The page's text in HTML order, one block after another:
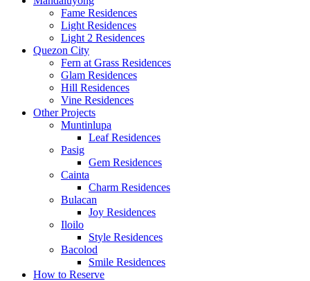
Fame Residences
Light Residences
Light 2 Residences
Quezon City
Fern at Grass Residences
Glam Residences
Hill Residences
Vine Residences
Other Projects
Muntinlupa
Leaf Residences
Pasig
Gem Residences
Cainta
Charm Residences
Bulacan
Joy Residences
Iloilo
Style Residences
Bacolod
Smile Residences
How to Reserve